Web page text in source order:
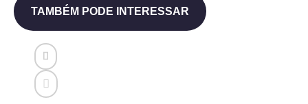
TAMBÉM PODE INTERESSAR